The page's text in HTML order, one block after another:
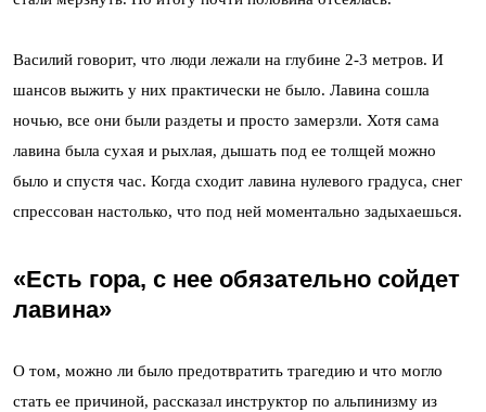
Василий говорит, что люди лежали на глубине 2-3 метров. И
шансов выжить у них практически не было. Лавина сошла
ночью, все они были раздеты и просто замерзли. Хотя сама
лавина была сухая и рыхлая, дышать под ее толщей можно
было и спустя час. Когда сходит лавина нулевого градуса, снег
спрессован настолько, что под ней моментально задыхаешься.
«Есть гора, с нее обязательно сойдет
лавина»
О том, можно ли было предотвратить трагедию и что могло
стать ее причиной, рассказал инструктор по альпинизму из